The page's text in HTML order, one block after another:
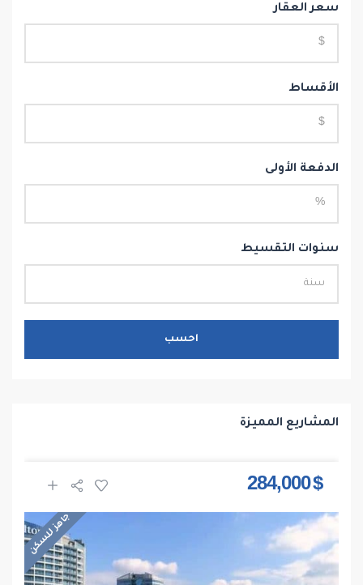
سعر العقار
الأقساط
الدفعة الأولى
سنوات التقسيط
احسب
المشاريع المميزة
$ 284,000
جاهز للسكن